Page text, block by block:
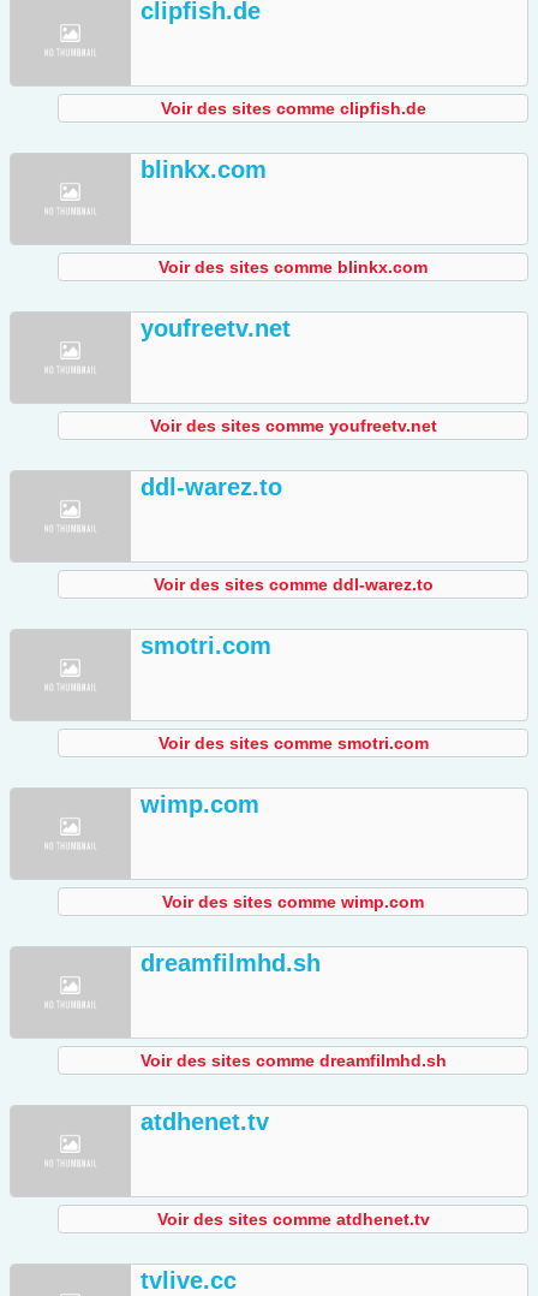
clipfish.de
Voir des sites comme clipfish.de
blinkx.com
Voir des sites comme blinkx.com
youfreetv.net
Voir des sites comme youfreetv.net
ddl-warez.to
Voir des sites comme ddl-warez.to
smotri.com
Voir des sites comme smotri.com
wimp.com
Voir des sites comme wimp.com
dreamfilmhd.sh
Voir des sites comme dreamfilmhd.sh
atdhenet.tv
Voir des sites comme atdhenet.tv
tvlive.cc